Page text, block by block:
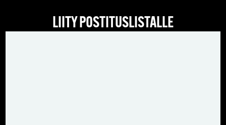
LIITY POSTITUSLISTALLE